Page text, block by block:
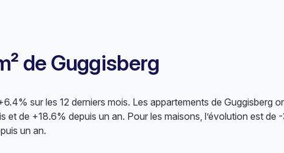
de Guggisberg
sur les 12 derniers mois. Les appartements de Guggisberg
de +18.6% depuis un an. Pour les maisons, l’évolution est de
un an.